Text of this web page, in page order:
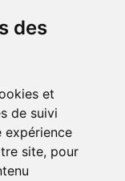
des
et
de suivi
expérience
site, pour